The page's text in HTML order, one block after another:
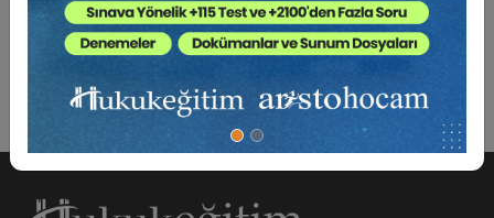
360 TL Sepete Ekle